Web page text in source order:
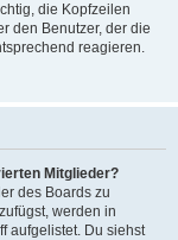
die Kopfzeilen
den Benutzer, der die
reagieren.
Mitglieder?
des Boards zu
werden in
aufgelistet. Du siehst